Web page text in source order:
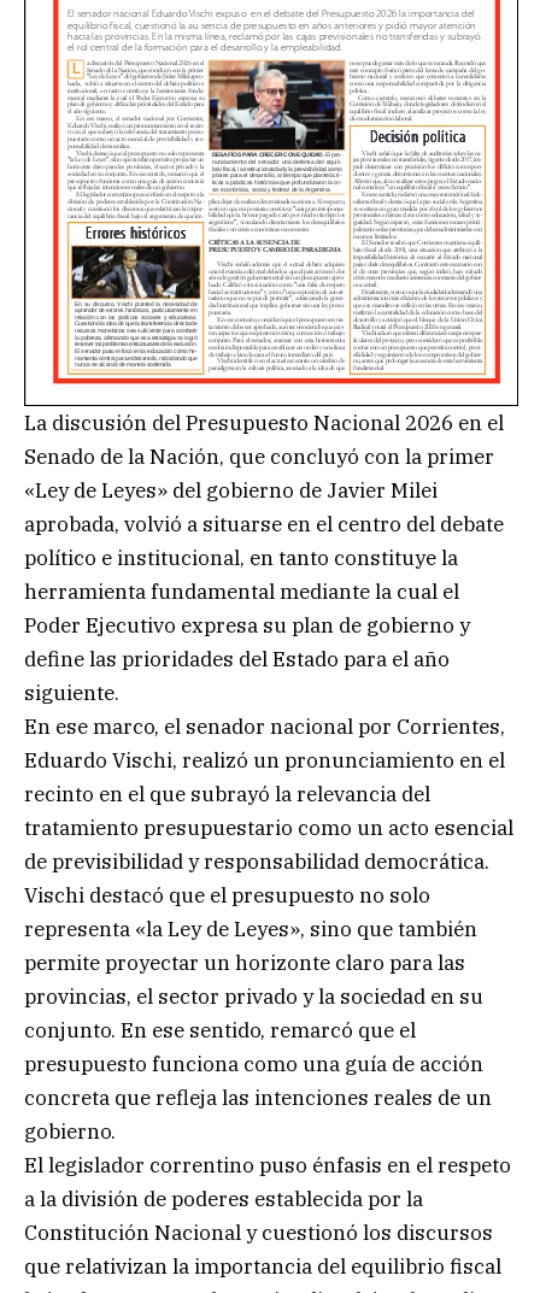
La discusión del Presupuesto Nacional 2026 en el
Senado de la Nación, que concluyó con la primer
«Ley de Leyes» del gobierno de Javier Milei
aprobada, volvió a situarse en el centro del debate
político e institucional, en tanto constituye la
herramienta fundamental mediante la cual el
Poder Ejecutivo expresa su plan de gobierno y
define las prioridades del Estado para el año
siguiente.
En ese marco, el senador nacional por Corrientes,
Eduardo Vischi, realizó un pronunciamiento en el
recinto en el que subrayó la relevancia del
tratamiento presupuestario como un acto esencial
de previsibilidad y responsabilidad democrática.
Vischi destacó que el presupuesto no solo
representa «la Ley de Leyes», sino que también
permite proyectar un horizonte claro para las
provincias, el sector privado y la sociedad en su
conjunto. En ese sentido, remarcó que el
presupuesto funciona como una guía de acción
concreta que refleja las intenciones reales de un
gobierno.
El legislador correntino puso énfasis en el respeto
a la división de poderes establecida por la
Constitución Nacional y cuestionó los discursos
que relativizan la importancia del equilibrio fiscal